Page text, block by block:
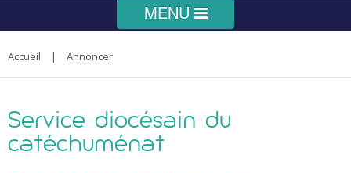
Évêque
Agenda de l'évêque
Historique
Paroisses
Vous
ici
Accueil | Annoncer
Service diocésain du
catéchuménat